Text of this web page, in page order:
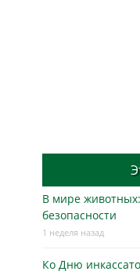
В мире
безопасности
1 неделя назад
Ко Дню